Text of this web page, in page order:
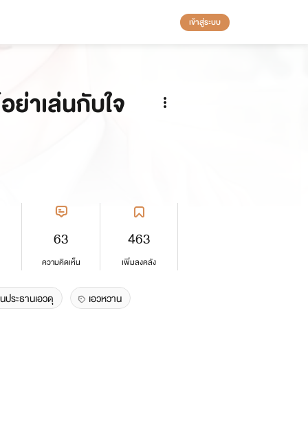
เข้าสู่ระบบ
ย่าเล่นกับใจ
63
ความคิดเห็น
463
เพิ่มลงคลัง
ประธานเอวดุ
เอวหวาน